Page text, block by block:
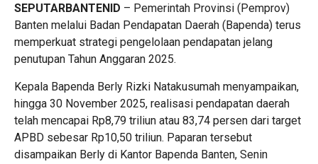
SEPUTARBANTENID – Pemerintah Provinsi (Pemprov)
Banten melalui Badan Pendapatan Daerah (Bapenda) terus
memperkuat strategi pengelolaan pendapatan jelang
penutupan Tahun Anggaran 2025.
Kepala Bapenda Berly Rizki Natakusumah menyampaikan,
hingga 30 November 2025, realisasi pendapatan daerah
telah mencapai Rp8,79 triliun atau 83,74 persen dari target
APBD sebesar Rp10,50 triliun. Paparan tersebut
disampaikan Berly di Kantor Bapenda Banten, Senin